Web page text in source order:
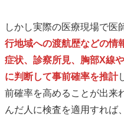
しかし実際の医療現場で医
行地域への渡航歴などの情
症状、診察所見、胸部X線
に判断して事前確率を推計
前確率を高めることが出来
んだ人に検査を適用すれば